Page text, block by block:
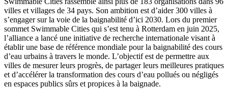
villes et villages de 34 pays. Son ambition est d’aider 300 villes à
s’engager sur la voie de la baignabilité d’ici 2030. Lors du premier
sommet Swimmable Cities qui s’est tenu à Rotterdam en juin 2025,
l’alliance a lancé une initiative de recherche internationale visant à
établir une base de référence mondiale pour la baignabilité des cours
d’eau urbains à travers le monde. L’objectif est de permettre aux
villes de mesurer leurs progrès, de partager leurs meilleures pratiques
et d’accélérer la transformation des cours d’eau pollués ou négligés
en espaces publics sûrs et propices à la baignade.